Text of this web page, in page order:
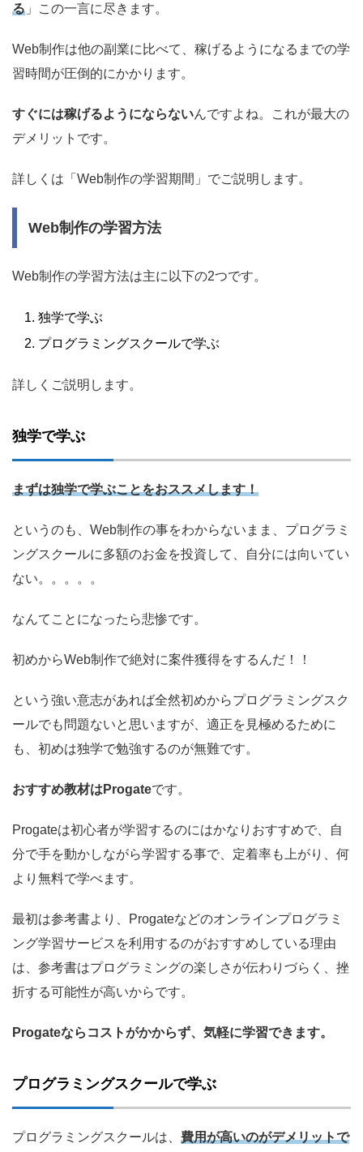
る 」この一言に尽きます。
Web制作は他の副業に比べて、稼げるようになるまでの学
習時間が圧倒的にかかります。
すぐには稼げるようにならないんですよね。これが最大の
デメリットです。
詳しくは「Web制作の学習期間」でご説明します。
Web制作の学習方法
Web制作の学習方法は主に以下の2つです。
独学で学ぶ
プログラミングスクールで学ぶ
詳しくご説明します。
独学で学ぶ
まずは独学で学ぶことをおススメします！
というのも、Web制作の事をわからないまま、プログラミ
ングスクールに多額のお金を投資して、自分には向いてい
ない。。。。。
なんてことになったら悲惨です。
初めからWeb制作で絶対に案件獲得をするんだ！！
という強い意志があれば全然初めからプログラミングスク
ールでも問題ないと思いますが、適正を見極めるために
も、初めは独学で勉強するのが無難です。
おすすめ教材はProgateです。
Progateは初心者が学習するのにはかなりおすすめで、
自
分で手を動かしながら学習する事で、定着率も上がり、何
より無料で学べます。
最初は参考書より、Progateなどのオンラインプログラミ
ング学習サービスを利用するのがおすすめしている理由
は、参考書はプログラミングの楽しさが伝わりづらく、挫
折する可能性が高いからです。
Progateならコストがかからず、気軽に学習できます。
プログラミングスクールで学ぶ
プログラミングスクールは、 費用が高いのがデメリットで